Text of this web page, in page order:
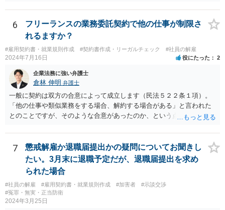
以上、 基本的には損害賠償額の予定は有効です。 相手方に債務の不履
行があるということであれば、 その部分を主張できるかを検討するこ
ととなります。
6
フリーランスの業務委託契約で他の仕事が制限さ
れるますか？
#雇用契約書・就業規則作成 #契約書作成・リーガルチェック #社員の解雇
2024年7月16日 役にたった 2
企業法務に強い弁護士
倉林 伸明 弁護士
一般に契約は双方の合意によって成立します（民法５２２条１項）。
「他の仕事や類似業務をする場合、解約する場合がある」と言われた
とのことですが、そのような合意があったのか、という点を最初に確
ったのではないでしょうか。 また、フリーランスの方との取引で、
「紙の書面で契約締結を行っているのは全体の4割弱にとどまってい
る」との報告もあります（「フリーランス白書２０２０」）。「トラ
ブルが発生している取引の45.5%が口頭による契約締結であり、口約
束の横行がトラブルを生じやすくしている」とも。（同） 詳しくお話
を伺う必要がありますが、”言われた”ということで、もしかしたら書面
で契約を締結していないのかもしれません。契約書がないためにトラ
ブルが生じることは上記のとおり珍しくありません。 もし契約書がな
7
懲戒解雇か退職届提出かの疑問についてお聞きし
たい。3月末に退職予定だが、退職届提出を求め
られた場合
#社員の解雇 #雇用契約書・就業規則作成 #加害者
#示談交渉
#冤罪・無実・正当防衛
2024年3月25日